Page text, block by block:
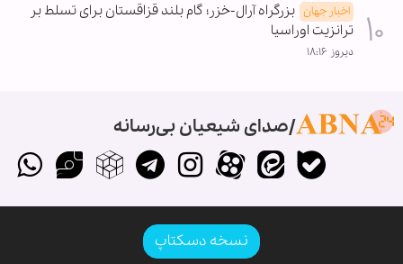
اخبار جهان بزرگراه آرال-خزر؛ گام بلند قزاقستان برای تسلط بر
ترانزیت اوراسیا
دیروز ۱۸:۱۶
صدای شیعیان بی‌رسانه
نسخه دسکتاپ